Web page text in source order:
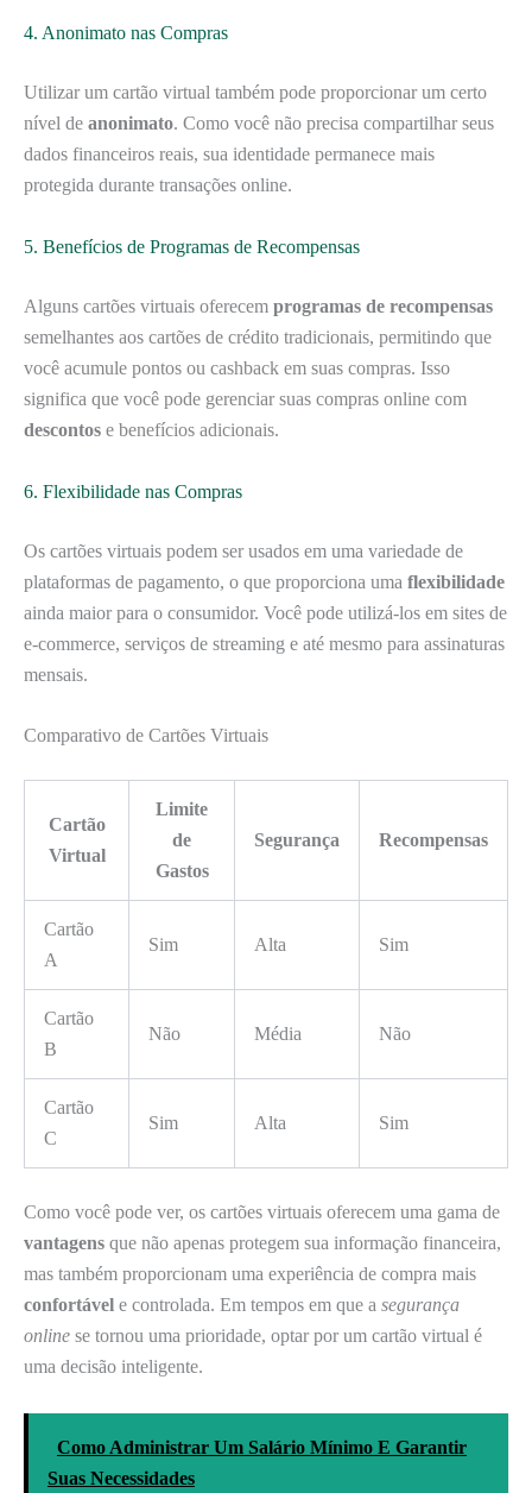
4. Anonimato nas Compras
Utilizar um cartão virtual também pode proporcionar um certo
nível de anonimato. Como você não precisa compartilhar seus
dados financeiros reais, sua identidade permanece mais
protegida durante transações online.
5. Benefícios de Programas de Recompensas
Alguns cartões virtuais oferecem programas de recompensas
semelhantes aos cartões de crédito tradicionais, permitindo que
você acumule pontos ou cashback em suas compras. Isso
significa que você pode gerenciar suas compras online com
descontos e benefícios adicionais.
6. Flexibilidade nas Compras
Os cartões virtuais podem ser usados em uma variedade de
plataformas de pagamento, o que proporciona uma flexibilidade
ainda maior para o consumidor. Você pode utilizá-los em sites de
e-commerce, serviços de streaming e até mesmo para assinaturas
mensais.
Comparativo de Cartões Virtuais
Cartão
Virtual
Limite
de
Gastos
Segurança Recompensas
Cartão
A
Sim Alta Sim
Cartão
B
Não Média Não
Cartão
C
Sim Alta Sim
Como você pode ver, os cartões virtuais oferecem uma gama de
vantagens que não apenas protegem sua informação financeira,
mas também proporcionam uma experiência de compra mais
confortável e controlada. Em tempos em que a segurança
online se tornou uma prioridade, optar por um cartão virtual é
uma decisão inteligente.
Como Administrar Um Salário Mínimo E Garantir
Suas Necessidades